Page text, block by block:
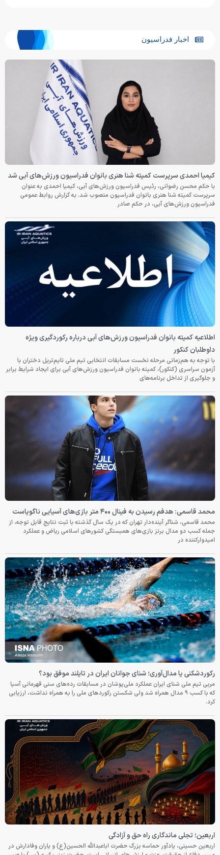
اخبار فدراسیون
کیمیا احمدی سرپرست کمیته شنا هنری بانوان فدراسیون ورزش‌های آبی شد
با حکم محسن رضوانی، رئیس فدراسیون ورزش‌های آبی، کیمیا احمدی به عنوان
سرپرست کمیته شنا هنری بانوان فدراسیون منصوب شد. به گزارش روابط عمومی
فدراسیون ورزش‌های آبی، در حکم صادر
اطلاعیه کمیته بانوان فدراسیون ورزش‌های آبی درباره رکوردگیری ویژه
داوطلبان کنکور
با توجه به هم‌زمانی مرحله نخست مسابقات انتخابی تیم ملی تایم‌تریل دختران با
آزمون سراسری (کنکور)، کمیته بانوان فدراسیون ورزش‌های آبی برای ایجاد شرایط برابر
و جلوگیری از تداخل برنامه‌های
محمد قاسمی: هدفم رسیدن به فینال ۴۰۰ متر بازی‌های آسیایی ناگویاست
محمد قاسمی، شناگر آینده‌دار تهران که در یک سال گذشته با ثبت نتایج قابل توجه، از
جمله کسب دو مدال برنز بازی‌های همبستگی کشورهای اسلامی ریاض و عملکرد
امیدوارکننده در
رکوردشکنی یا مدال‌آوری؛ شنای جوانان ایران در تایلند موفق بود؟
مربی تیم ملی شنای ایران عملکرد ملی‌پوشان در مسابقات رده‌های سنی قهرمانی آسیا
که با کسب ۹ مدال همراه شد ولی شکستن رکوردهای ملی را به همراه نداشت، ارزیابی
کرد.
اربعین؛ تجلی ماندگاری راه حق و آزادگی
اربعین حسینی، یادآور حماسه بزرگ حضرت اباعبدالله الحسین(ع) و یاران وفادارش در